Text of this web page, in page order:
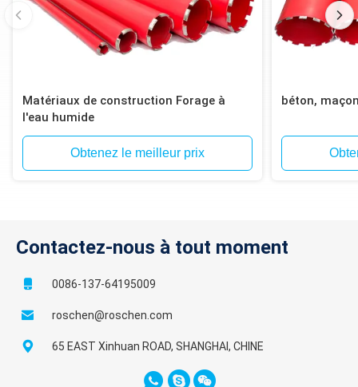
Matériaux de construction Forage à
l'eau humide
Obtenez le meilleur prix
béton,
Contactez-nous à tout moment
0086-137-64195009
roschen@roschen.com
65 EAST Xinhuan ROAD, SHANGHAI, CHINE